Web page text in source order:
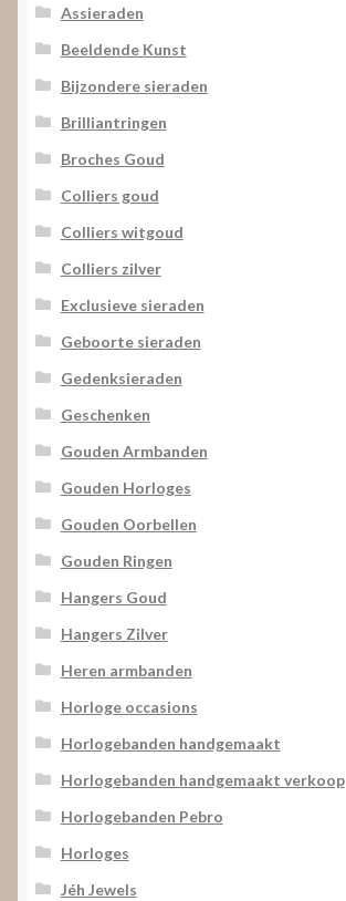
Assieraden
Beeldende Kunst
Bijzondere sieraden
Brilliantringen
Broches Goud
Colliers goud
Colliers witgoud
Colliers zilver
Exclusieve sieraden
Geboorte sieraden
Gedenksieraden
Geschenken
Gouden Armbanden
Gouden Horloges
Gouden Oorbellen
Gouden Ringen
Hangers Goud
Hangers Zilver
Heren armbanden
Horloge occasions
Horlogebanden handgemaakt
Horlogebanden handgemaakt verkoop
Horlogebanden Pebro
Horloges
Jéh Jewels